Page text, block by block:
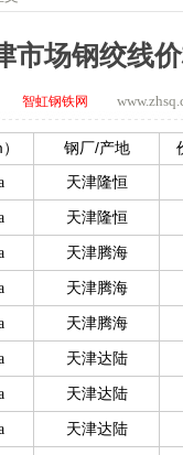
市场钢绞线
智虹钢铁网
） 钢厂/产地
天津隆恒
天津隆恒
天津腾海
天津腾海
天津腾海
天津达陆
天津达陆
天津达陆